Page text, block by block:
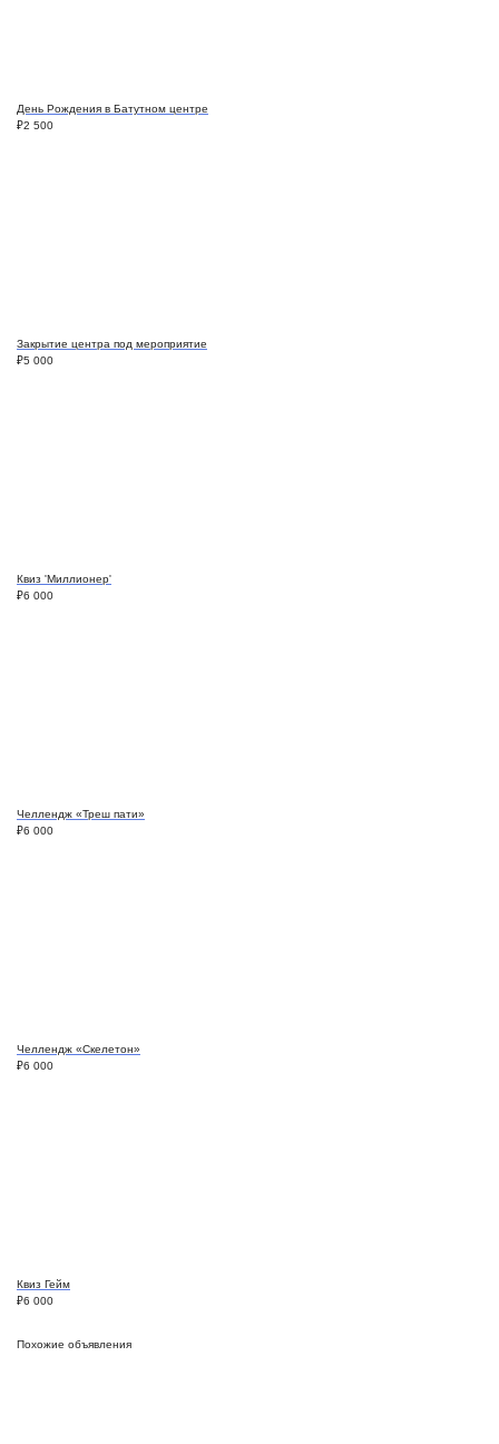
День Рождения в Батутном центре
₽2 500
Закрытие центра под мероприятие
₽5 000
Квиз 'Миллионер'
₽6 000
Челлендж «Треш пати»
₽6 000
Челлендж «Скелетон»
₽6 000
Квиз Гейм
₽6 000
Похожие объявления